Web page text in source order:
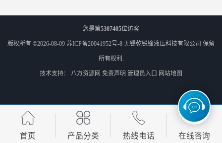
您是第5307405位访客
版权所有 ©2026-08-09 苏ICP备20041952号-8 无锡乾锐锋液压科技有限公司 保留
所有权利.
技术支持： 八方资源网 免责声明 管理员入口 网站地图
首页 产品分类 热线电话 在线咨询